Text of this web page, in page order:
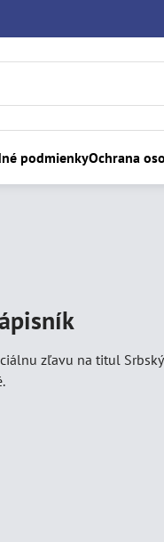
podmienkyOchrana
zľavu na titul